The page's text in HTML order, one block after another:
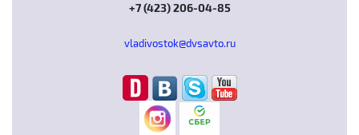
+7 (423) 206-04-85
vladivostok@dvsavto.ru